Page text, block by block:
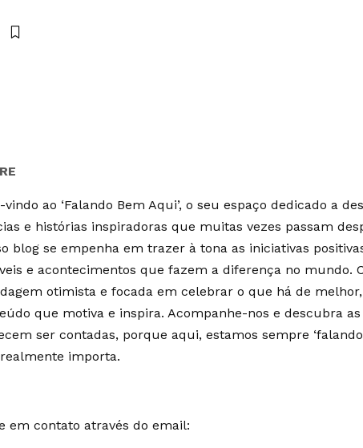
vindo ao ‘Falando Bem Aqui’, o seu espaço dedicado a
e histórias inspiradoras que muitas vezes passam
blog se empenha em trazer à tona as iniciativas
e acontecimentos que fazem a diferença no mundo.
otimista e focada em celebrar o que há de
que motiva e inspira. Acompanhe-nos e descubra
ser contadas, porque aqui, estamos sempre ‘falando
importa.
em contato através do email: